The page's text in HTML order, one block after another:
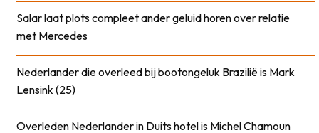
Salar laat plots compleet ander geluid horen over relatie
met Mercedes
Nederlander die overleed bij bootongeluk Brazilië is Mark
Lensink (25)
Overleden Nederlander in Duits hotel is Michel Chamoun